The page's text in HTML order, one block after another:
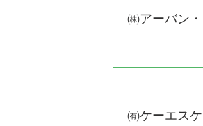
㈱アーバン
㈲ケーエス